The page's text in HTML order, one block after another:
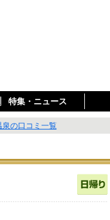
特集・ニュース
泉の口コミ一覧